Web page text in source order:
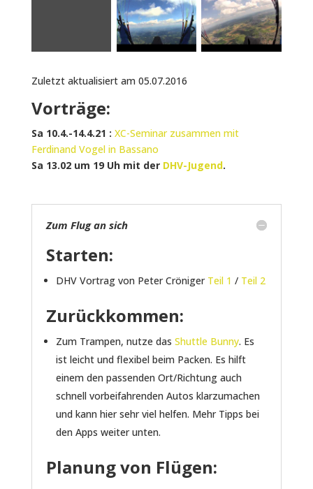
Zuletzt aktualisiert am 05.07.2016
Vorträge:
Sa 10.4.-14.4.21 : XC-Seminar zusammen mit
Ferdinand Vogel in Bassano
Sa 13.02 um 19 Uh mit der DHV-Jugend.
Zum Flug an sich
Starten:
DHV Vortrag von Peter Cröniger Teil 1 / Teil 2
Zurückkommen:
Zum Trampen, nutze das Shuttle Bunny. Es
ist leicht und flexibel beim Packen. Es hilft
einem den passenden Ort/Richtung auch
schnell vorbeifahrenden Autos klarzumachen
und kann hier sehr viel helfen. Mehr Tipps bei
den Apps weiter unten.
Planung von Flügen: